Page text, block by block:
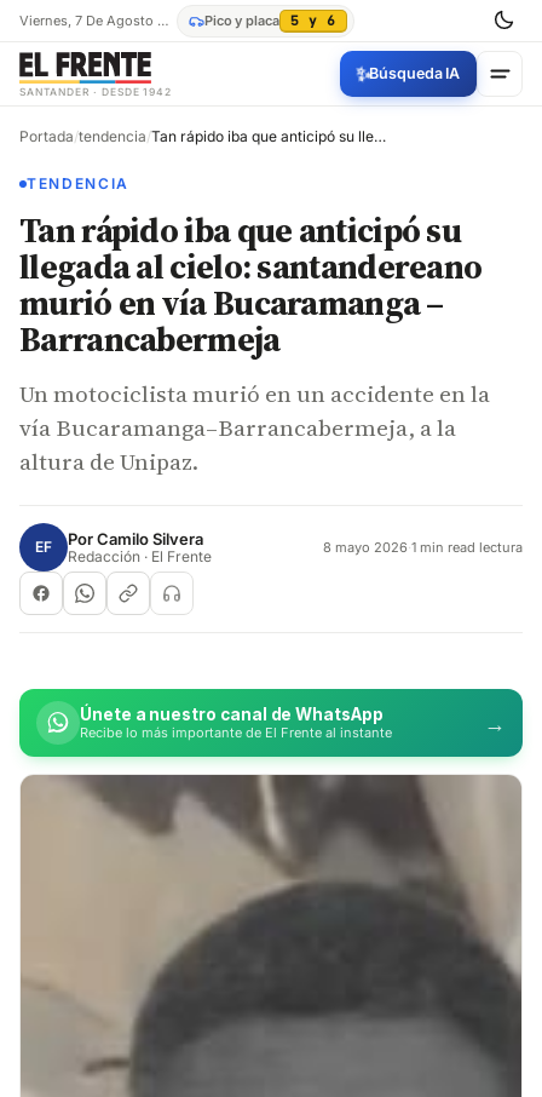
Viernes, 7 De Agosto De 2026 Pico y placa 5 y 6
SANTANDER · DESDE 1942
✨Búsqueda IA
Portada/tendencia/ Tan rápido iba que anticipó su llegada al cielo: santandereano murió en vía Bucaramanga – Barrancabermeja
TENDENCIA
Tan rápido iba que anticipó su
llegada al cielo: santandereano
murió en vía Bucaramanga –
Barrancabermeja
Un motociclista murió en un accidente en la
vía Bucaramanga–Barrancabermeja, a la
altura de Unipaz.
EF PorCamilo Silvera
Redacción · El Frente 8 mayo 2026·1 min read lectura
Únete a nuestro canal de WhatsApp
Recibe lo más importante de El Frente al instante →